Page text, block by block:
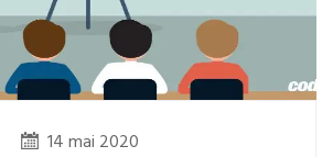
14 mai 2020